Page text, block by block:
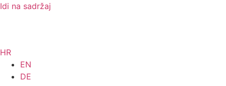
Idi na sadržaj
HR
EN
DE